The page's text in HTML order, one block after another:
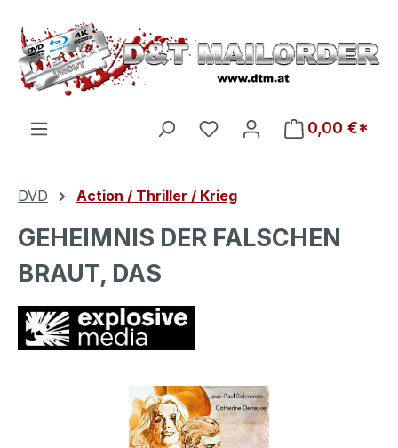
Zum Hauptinhalt springen
Du hast 0 Produkte auf
0,00 €*
DVD Action / Thriller / Krieg
GEHEIMNIS DER FALSCHEN
BRAUT, DAS
Bildergalerie überspringen